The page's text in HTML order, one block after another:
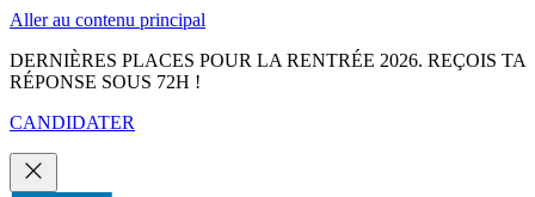
Aller au contenu principal
DERNIÈRES PLACES POUR LA RENTRÉE 2026. REÇOIS TA
RÉPONSE SOUS 72H !
CANDIDATER